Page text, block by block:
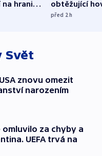
hranici
obtěžující
zdržují
před 2h
Svět
znovu omezit
narozením
omluvilo za chyby a
UEFA trvá na